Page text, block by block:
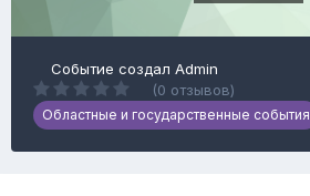
Событие создал Admin
(0 отзывов)
Областные и государственные события